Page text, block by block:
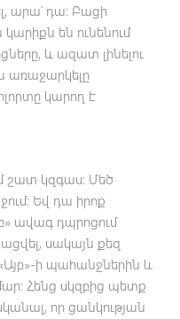
արա՛ դա։ Բացի
են ունենում
և ազատ լինելու
առաջարկելը
կարող է
շատ կզգաս։ Մեծ
Եվ դա իրոք
ավագ դպրոցում
սակայն քեզ
ի պահանջներին և
Հենց սկզբից պետք
որ ցանկության